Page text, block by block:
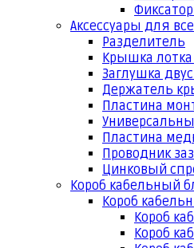
Аксессуары для
Разделитель
Крышка лотка
Заглушка
Держатель
Пластина
Пластина
Проводник
Цинковый
Короб кабельный
Короб
Короб
Короб